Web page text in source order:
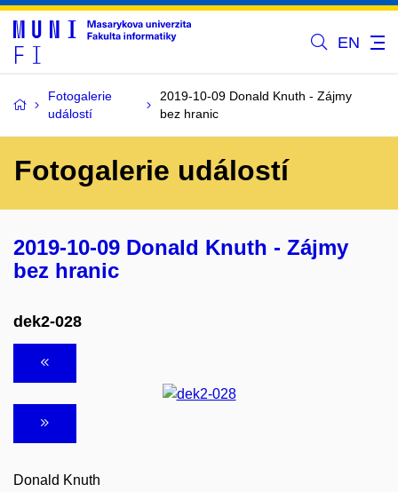
EN
Fotogalerie
událostí
2019-10-09 Donald Knuth - Zájmy
bez hranic
Fotogalerie událostí
2019-10-09 Donald Knuth - Zájmy
bez hranic
dek2-028
Donald Knuth